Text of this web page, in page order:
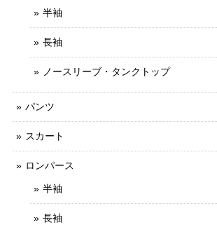
半袖
長袖
ノースリーブ・タンクトップ
パンツ
スカート
ロンパース
半袖
長袖